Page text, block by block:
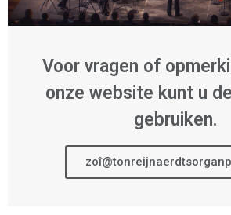
Voor vragen of
onze website kunt u
gebruiken.